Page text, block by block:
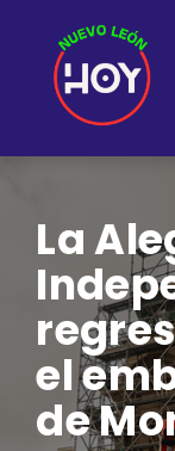
La
el
de